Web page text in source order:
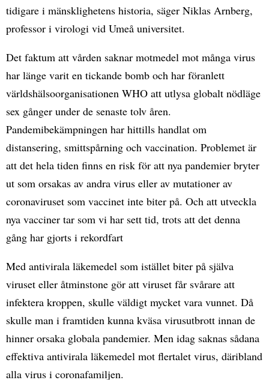
tidigare i mänsklighetens historia, säger Niklas Arnberg,
professor i virologi vid Umeå universitet.
Det faktum att vården saknar motmedel mot många virus
har länge varit en tickande bomb och har föranlett
världshälsoorganisationen WHO att utlysa globalt nödläge
sex gånger under de senaste tolv åren.
Pandemibekämpningen har hittills handlat om
distansering, smittspårning och vaccination. Problemet är
att det hela tiden finns en risk för att nya pandemier bryter
ut som orsakas av andra virus eller av mutationer av
coronaviruset som vaccinet inte biter på. Och att utveckla
nya vacciner tar som vi har sett tid, trots att det denna
gång har gjorts i rekordfart
Med antivirala läkemedel som istället biter på själva
viruset eller åtminstone gör att viruset får svårare att
infektera kroppen, skulle väldigt mycket vara vunnet. Då
skulle man i framtiden kunna kväsa virusutbrott innan de
hinner orsaka globala pandemier. Men idag saknas sådana
effektiva antivirala läkemedel mot flertalet virus, däribland
alla virus i coronafamiljen.